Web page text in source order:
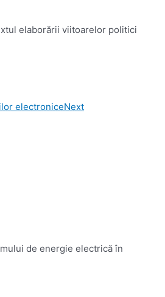
elaborării viitoarelor politici
electroniceNext
de energie electrică în